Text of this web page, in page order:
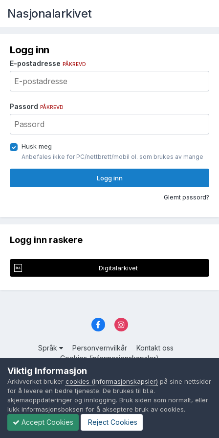
Nasjonalarkivet
Logg inn
E-postadresse PÅKREVD
Passord PÅKREVD
Husk meg
Anbefales ikke for PC/nettbrett/mobil ol. som brukes av mange
Logg inn
Glemt passord?
Logg inn raskere
Digitalarkivet
Språk Personvernvilkår
Kontakt oss
Cookies (informasjonskapsler)
Powered by Invision Community
Viktig Informasjon
Arkivverket bruker cookies (informasjonskapsler) på sine nettsider
for å levere en bedre tjeneste. De brukes til bl.a.
skjemaoppdateringer og innlogging. Bruk siden som normalt, eller
lukk informasjonsboksen for å akseptere bruk av cookies.
Accept Cookies Reject Cookies